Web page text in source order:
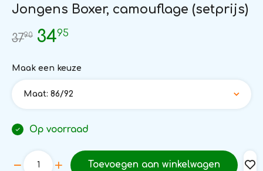
Jongens Boxer, camouflage (setprijs)
3790 3495
Maak een keuze
Maat: 86/92
Op voorraad
Toevoegen aan winkelwagen